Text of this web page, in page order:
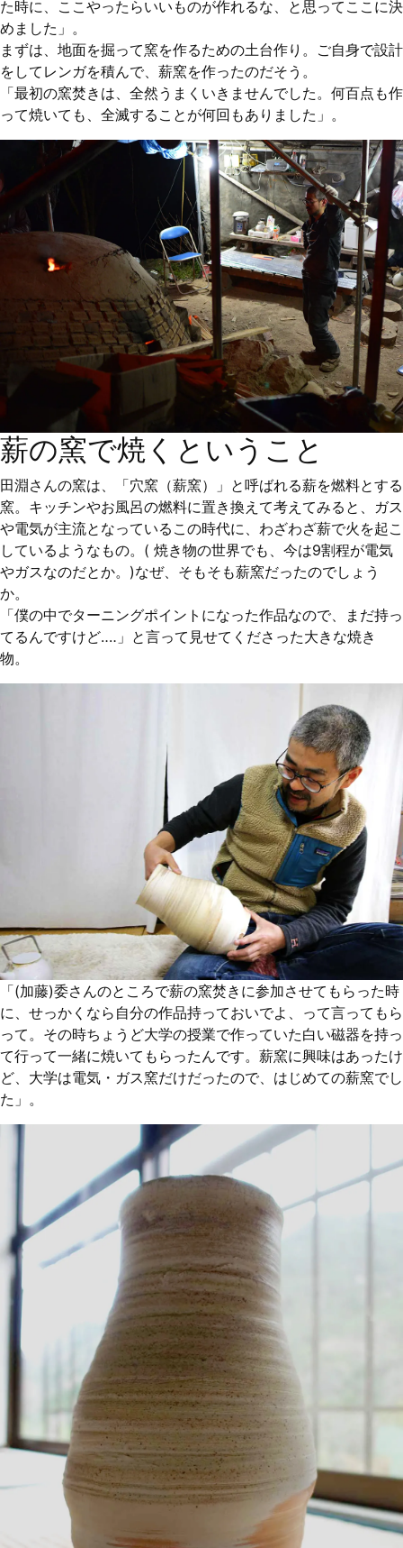
た時に、ここやったらいいものが作れるな、と思ってここに決
めました」。
まずは、地面を掘って窯を作るための土台作り。ご自身で設計
をしてレンガを積んで、薪窯を作ったのだそう。
「最初の窯焚きは、全然うまくいきませんでした。何百点も作
って焼いても、全滅することが何回もありました」。
薪の窯で焼くということ
田淵さんの窯は、「穴窯（薪窯）」と呼ばれる薪を燃料とする
窯。キッチンやお風呂の燃料に置き換えて考えてみると、ガス
や電気が主流となっているこの時代に、わざわざ薪で火を起こ
しているようなもの。( 焼き物の世界でも、今は9割程が電気
やガスなのだとか。)なぜ、そもそも薪窯だったのでしょう
か。
「僕の中でターニングポイントになった作品なので、まだ持っ
てるんですけど‥‥」と言って見せてくださった大きな焼き
物。
「(加藤)委さんのところで薪の窯焚きに参加させてもらった時
に、せっかくなら自分の作品持っておいでよ、って言ってもら
って。その時ちょうど大学の授業で作っていた白い磁器を持っ
て行って一緒に焼いてもらったんです。薪窯に興味はあったけ
ど、大学は電気・ガス窯だけだったので、はじめての薪窯でし
た」。